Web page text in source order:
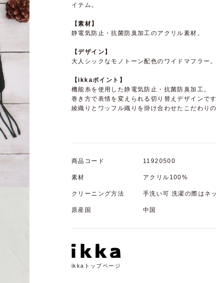
イテム。
【素材】
静電気防止・抗菌防臭加工のアクリル素材。
【デザイン】
大人シックなモノトーン配色のワイドマフラー。
【ikkaポイント】
機能糸を使用した静電気防止・抗菌防臭加工。
巻き方で表情を変えられる切り替えデザインです
綾織りとワッフル織りを掛け合わせたこだわりの
商品コード 11920500
素材 アクリル100%
クリーニング方法 手洗い可 洗濯の際はネ
原産国 中国
ikkaトップページ